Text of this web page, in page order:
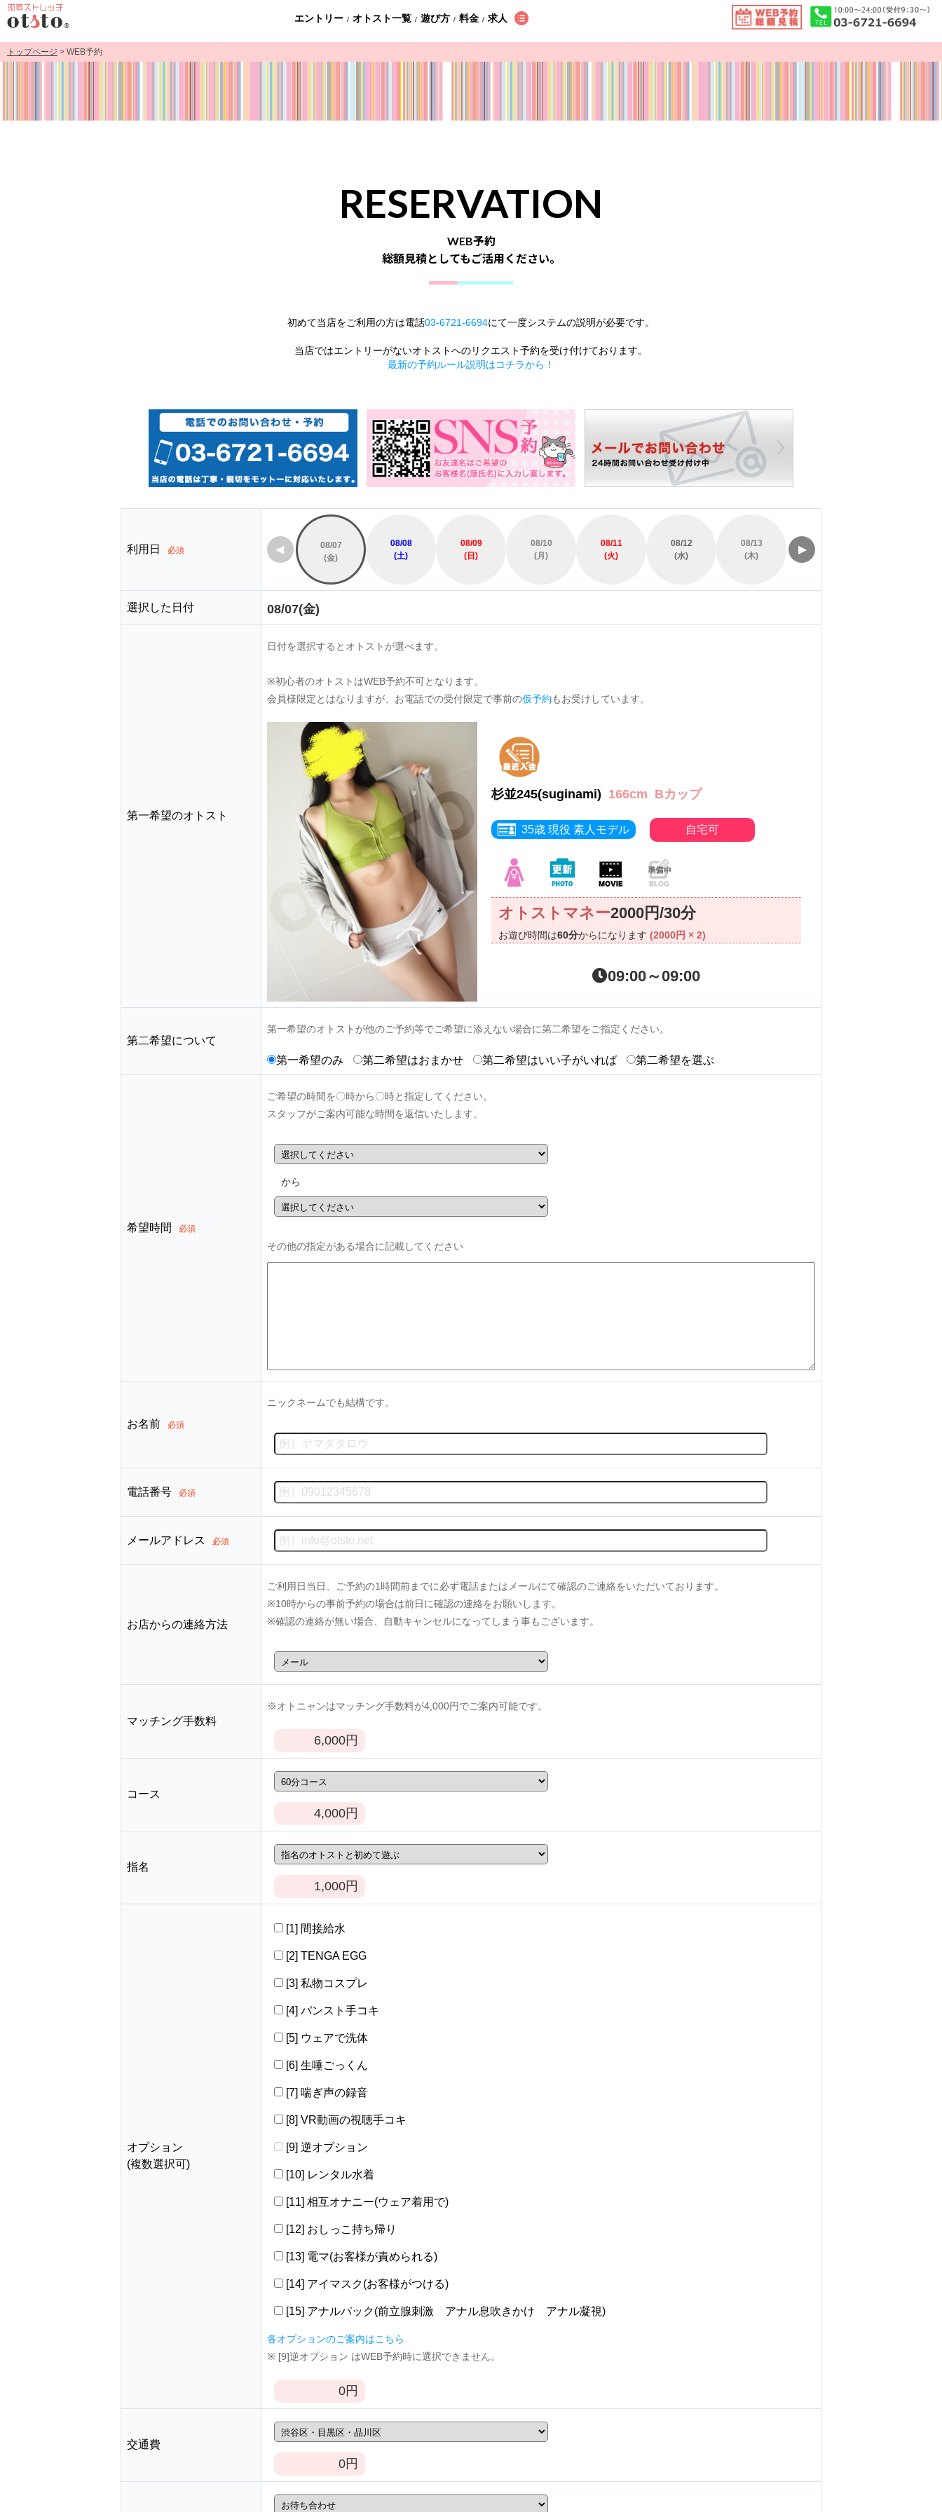
エントリー / オトスト一覧 / 遊び方 / 料金 / 求人
トップページ > WEB予約
RESERVATION
WEB予約
総額見積としてもご活用ください。
初めて当店をご利用の方は電話03-6721-6694にて一度システムの説明が必要です。
当店ではエントリーがないオトストへのリクエスト予約を受け付けております。
最新の予約ルール説明はコチラから！
利用日 必須 ◀
08/07
(金)
08/08
(土)
08/09
(日)
08/10
(月)
08/11
(火)
08/12
(水)
08/13
(木)
08/14
(金)
▶
選択した日付 08/07(金)
第一希望のオトスト
日付を選択するとオトストが選べます。
※初心者のオトストはWEB予約不可となります。
会員様限定とはなりますが、お電話での受付限定で事前の仮予約もお受けしています。
杉並245(suginami) 166cm Bカップ
35歳 現役 素人モデル 自宅可
オトストマネー2000円/30分
お遊び時間は60分からになります (2000円 × 2)
09:00～09:00
第二希望について
第一希望のオトストが他のご予約等でご希望に添えない場合に第二希望をご指定ください。
第一希望のみ 第二希望はおまかせ 第二希望はいい子がいれば 第二希望を選ぶ
希望時間 必須
ご希望の時間を〇時から〇時と指定してください。
スタッフがご案内可能な時間を返信いたします。
から
その他の指定がある場合に記載してください
お名前 必須
ニックネームでも結構です。
電話番号 必須
メールアドレス 必須
お店からの連絡方法
ご利用日当日、ご予約の1時間前までに必ず電話またはメールにて確認のご連絡をいただいております。
※10時からの事前予約の場合は前日に確認の連絡をお願いします。
※確認の連絡が無い場合、自動キャンセルになってしまう事もございます。
マッチング手数料
※オトニャンはマッチング手数料が4,000円でご案内可能です。
6,000円
コース
4,000円
指名
1,000円
オプション
(複数選択可)
[1] 間接給水
[2] TENGA EGG
[3] 私物コスプレ
[4] パンスト手コキ
[5] ウェアで洗体
[6] 生唾ごっくん
[7] 喘ぎ声の録音
[8] VR動画の視聴手コキ
[9] 逆オプション
[10] レンタル水着
[11] 相互オナニー(ウェア着用で)
[12] おしっこ持ち帰り
[13] 電マ(お客様が責められる)
[14] アイマスク(お客様がつける)
[15] アナルパック(前立腺刺激 アナル息吹きかけ アナル凝視)
各オプションのご案内はこちら
※ [9]逆オプション はWEB予約時に選択できません。
0円
交通費
0円